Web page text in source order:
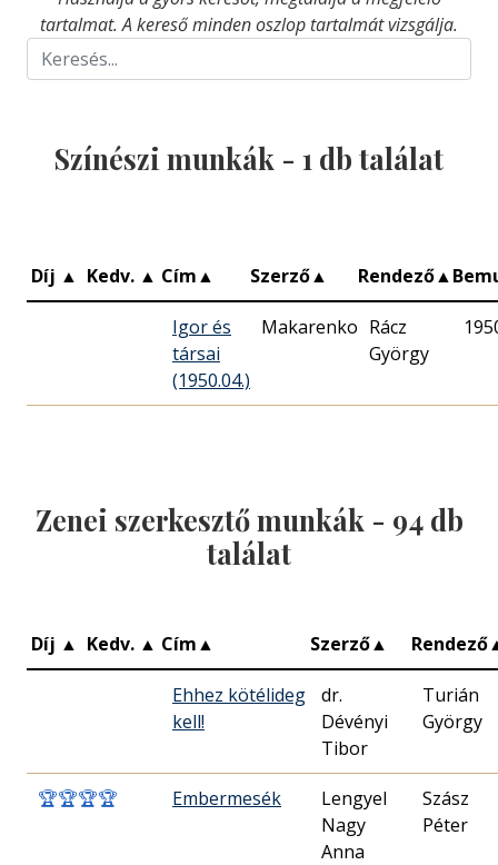
tartalmat. A kereső minden oszlop tartalmát vizsgálja.
Színészi munkák - 1 db találat
Díj ▲ Kedv. ▲ Cím▲ Szerző▲ Rendező▲
Igor és
társai
(1950.04.)
Makarenko Rácz
György
Zenei szerkesztő munkák - 94db
találat
Díj ▲ Kedv. ▲ Cím▲ Szerző▲ Rendező
Ehhez kötélideg
kell!
dr.
Dévényi
Tibor
Turián
György
🏆🏆🏆🏆 Embermesék
Lengyel
Nagy
Anna
Szász
Péter